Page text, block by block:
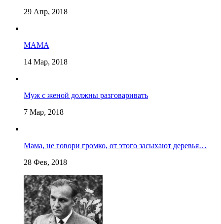
29 Апр, 2018
МАМА
14 Мар, 2018
Муж с женой должны разговаривать
7 Мар, 2018
Мама, не говори громко, от этого засыхают деревья…
28 Фев, 2018